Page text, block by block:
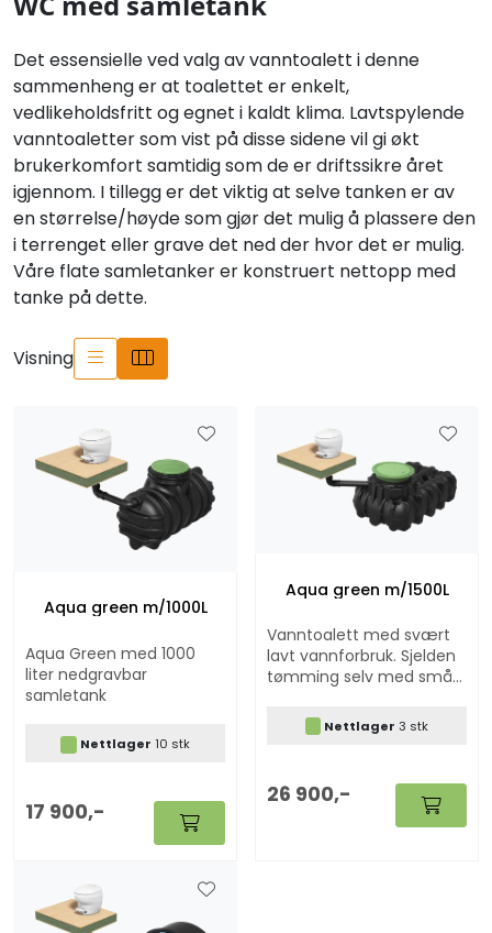
Det essensielle ved valg av vanntoalett i denne
sammenheng er at toalettet er enkelt,
vedlikeholdsfritt og egnet i kaldt klima. Lavtspylende
vanntoaletter som vist på disse sidene vil gi økt
brukerkomfort samtidig som de er driftssikre året
igjennom. I tillegg er det viktig at selve tanken er av
en størrelse/høyde som gjør det mulig å plassere den
i terrenget eller grave det ned der hvor det er mulig.
Våre flate samletanker er konstruert nettopp med
tanke på dette.
Visning
Aqua green m/1000L
Aqua Green med 1000
liter nedgravbar
samletank
Nettlager 10 stk
17 900,-
Aqua green m/1500L
Vanntoalett med svært
lavt vannforbruk. Sjelden
tømming selv med små
Nettlager 3 stk
26 900,-